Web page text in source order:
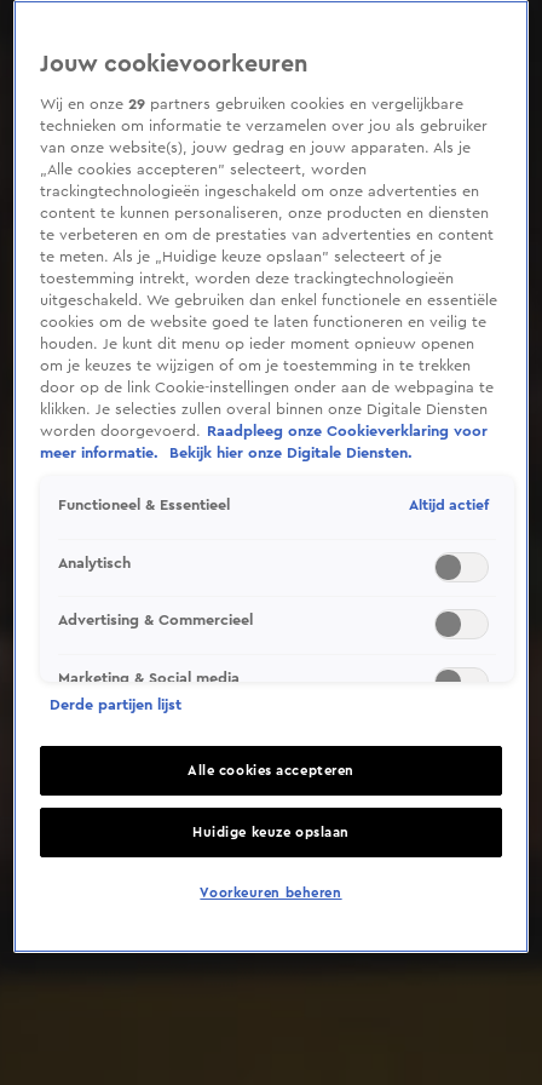
Deze video is niet beschikbaar op je huidige locatie
Jouw cookievoorkeuren
Wij en onze29 partners gebruiken cookies en vergelijkbare
technieken om informatie te verzamelen over jou als gebruiker
van onze website(s), jouw gedrag en jouw apparaten. Als je
„Alle cookies accepteren” selecteert, worden
trackingtechnologieën ingeschakeld om onze advertenties en
content te kunnen personaliseren, onze producten en diensten
te verbeteren en om de prestaties van advertenties en content
te meten. Als je „Huidige keuze opslaan” selecteert of je
toestemming intrekt, worden deze trackingtechnologieën
uitgeschakeld. We gebruiken dan enkel functionele en essentiële
cookies om de website goed te laten functioneren en veilig te
houden. Je kunt dit menu op ieder moment opnieuw openen
om je keuzes te wijzigen of om je toestemming in te trekken
door op de link Cookie-instellingen onder aan de webpagina te
klikken. Je selecties zullen overal binnen onze Digitale Diensten
worden doorgevoerd.
Raadpleeg onze Cookieverklaring voor
meer informatie.
Bekijk hier onze Digitale Diensten.
Functioneel & Essentieel Altijd actief
Analytisch
Advertising & Commercieel
Marketing & Social media
Derde partijen lijst
Alle cookies accepteren
Huidige keuze opslaan
Voorkeuren beheren